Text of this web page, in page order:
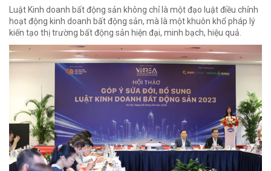
Luật Kinh doanh bất động sản không chỉ là một đạo luật điều chỉnh
hoạt động kinh doanh bất động sản, mà là một khuôn khổ pháp lý
kiến tạo thị trường bất động sản hiện đại, minh bạch, hiệu quả.